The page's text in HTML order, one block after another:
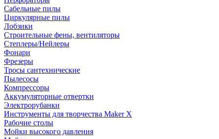
Сабельные пилы
Циркулярные пилы
Лобзики
Строительные фены, вентиляторы
Степлеры/Нейлеры
Фонари
Фрезеры
Тросы сантехнические
Пылесосы
Компрессоры
Аккумуляторные отвертки
Электрорубанки
Инструменты для творчества Maker X
Рабочие столы
Мойки высокого давления